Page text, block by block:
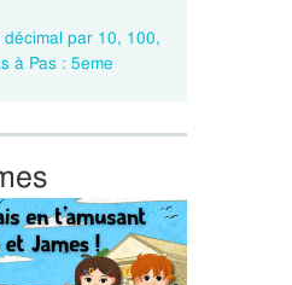
par 10, 100,
à Pas : 5eme